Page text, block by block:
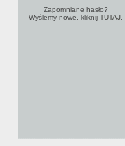
Zapomniane hasło?
Wyślemy nowe, kliknij TUTAJ.